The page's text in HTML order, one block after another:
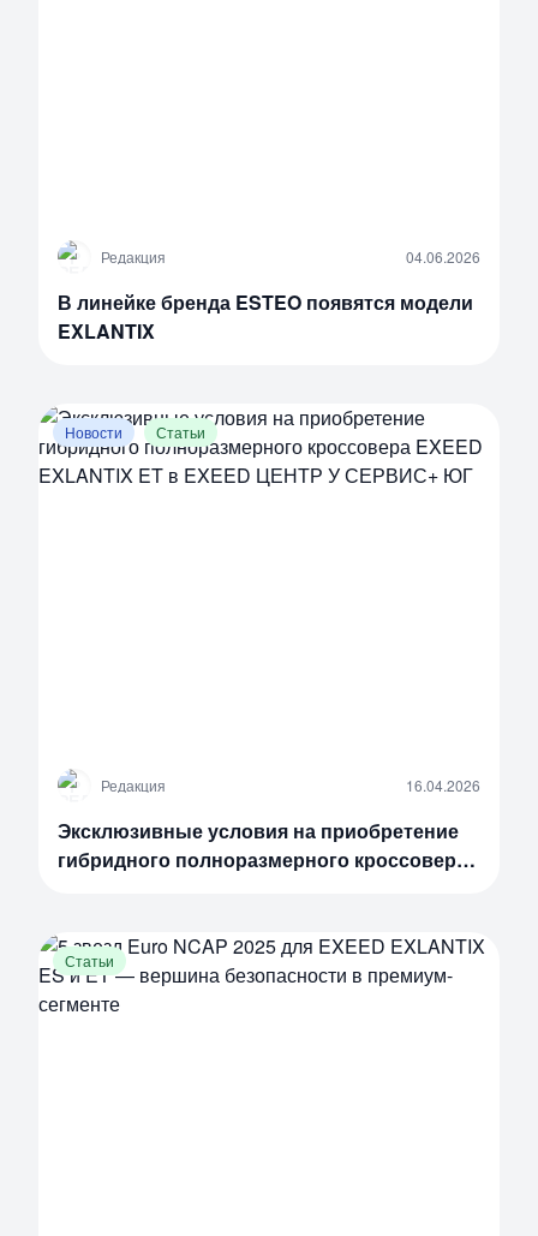
Р Редакция 04.06.2026
В линейке бренда ESTEO появятся модели
EXLANTIX
Новости Статьи
Р Редакция 16.04.2026
Эксклюзивные условия на приобретение
гибридного полноразмерного кроссовера
Статьи